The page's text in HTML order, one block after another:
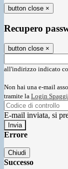
button close ×
Recupero
button close ×
all'indirizzo indicato
Non hai una e-mail
tramite la Login
E-mail inviata, si
Errore
Chiudi
Successo